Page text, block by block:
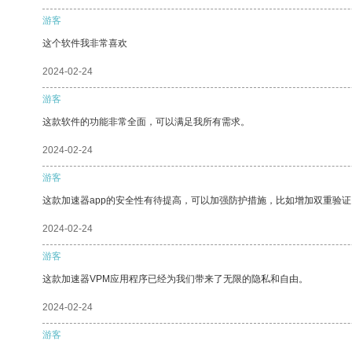
游客
这个软件我非常喜欢
2024-02-24
游客
这款软件的功能非常全面，可以满足我所有需求。
2024-02-24
游客
这款加速器app的安全性有待提高，可以加强防护措施，比如增加双重验
2024-02-24
游客
这款加速器VPM应用程序已经为我们带来了无限的隐私和自由。
2024-02-24
游客